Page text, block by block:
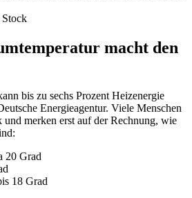
macht den
bis zu sechs Prozent Heizenergie
Energieagentur. Viele Menschen
und merken erst auf der Rechnung, wie
20 Grad
18 Grad